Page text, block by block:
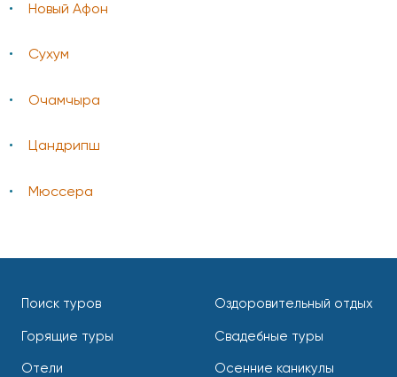
Новый Афон
Сухум
Очамчыра
Цандрипш
Мюссера
Поиск туров
Горящие туры
Отели
Оздоровительный отдых
Свадебные туры
Осенние каникулы